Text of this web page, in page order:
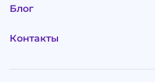
Блог
Контакты